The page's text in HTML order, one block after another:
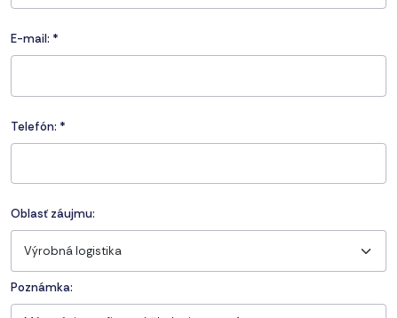
E-mail: *
Telefón: *
Oblasť záujmu:
Výrobná logistika
Poznámka: